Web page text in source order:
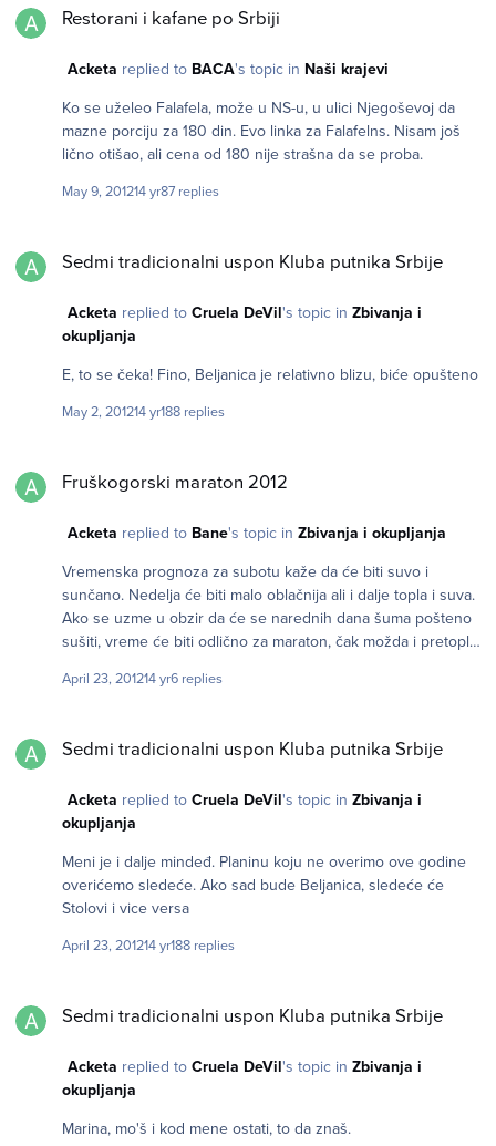
Restorani i kafane po Srbiji
Acketa replied to BACA's topic in Naši krajevi
Ko se uželeo Falafela, može u NS-u, u ulici Njegoševoj da
mazne porciju za 180 din. Evo linka za Falafelns. Nisam još
lično otišao, ali cena od 180 nije strašna da se proba.
May 9, 201214 yr87 replies
Sedmi tradicionalni uspon Kluba putnika Srbije
Acketa replied to Cruela DeVil's topic in Zbivanja i
okupljanja
E, to se čeka! Fino, Beljanica je relativno blizu, biće opušteno
May 2, 201214 yr188 replies
Fruškogorski maraton 2012
Acketa replied to Bane's topic in Zbivanja i okupljanja
Vremenska prognoza za subotu kaže da će biti suvo i
sunčano. Nedelja će biti malo oblačnija ali i dalje topla i suva.
Ako se uzme u obzir da će se narednih dana šuma pošteno
sušiti, vreme će biti odlično za maraton, čak možda i pretoplo.
April 23, 201214 yr6 replies
Sedmi tradicionalni uspon Kluba putnika Srbije
Acketa replied to Cruela DeVil's topic in Zbivanja i
okupljanja
Meni je i dalje mindeđ. Planinu koju ne overimo ove godine
overićemo sledeće. Ako sad bude Beljanica, sledeće će
Stolovi i vice versa
April 23, 201214 yr188 replies
Sedmi tradicionalni uspon Kluba putnika Srbije
Acketa replied to Cruela DeVil's topic in Zbivanja i
okupljanja
Marina, mo'š i kod mene ostati, to da znaš.